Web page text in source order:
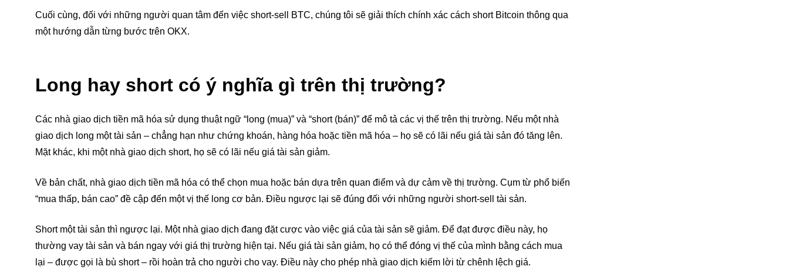
Cuối cùng, đối với những người quan tâm đến việc short-sell BTC, chúng tôi sẽ giải thích chính xác cách short Bitcoin thông qua
một hướng dẫn từng bước trên OKX.
Long hay short có ý nghĩa gì trên thị trường?
Các nhà giao dịch tiền mã hóa sử dụng thuật ngữ “long (mua)” và “short (bán)” để mô tả các vị thế trên thị trường. Nếu một nhà
giao dịch long một tài sản – chẳng hạn như chứng khoán, hàng hóa hoặc tiền mã hóa – họ sẽ có lãi nếu giá tài sản đó tăng lên.
Mặt khác, khi một nhà giao dịch short, họ sẽ có lãi nếu giá tài sản giảm.
Về bản chất, nhà giao dịch tiền mã hóa có thể chọn mua hoặc bán dựa trên quan điểm và dự cảm về thị trường. Cụm từ phổ biến
“mua thấp, bán cao” đề cập đến một vị thế long cơ bản. Điều ngược lại sẽ đúng đối với những người short-sell tài sản.
Short một tài sản thì ngược lại. Một nhà giao dịch đang đặt cược vào việc giá của tài sản sẽ giảm. Để đạt được điều này, họ
thường vay tài sản và bán ngay với giá thị trường hiện tại. Nếu giá tài sản giảm, họ có thể đóng vị thế của mình bằng cách mua
lại – được gọi là bù short – rồi hoàn trả cho người cho vay. Điều này cho phép nhà giao dịch kiếm lời từ chênh lệch giá.